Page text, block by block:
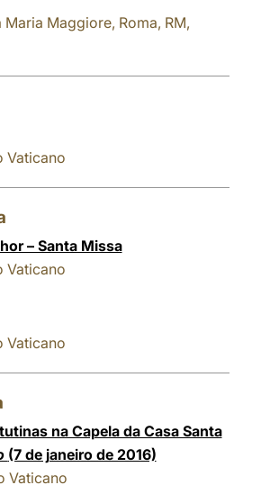
Maria Maggiore, Roma, RM,
Vaticano
– Santa Missa
Vaticano
Vaticano
na Capela da Casa Santa
(7 de janeiro de 2016)
Vaticano